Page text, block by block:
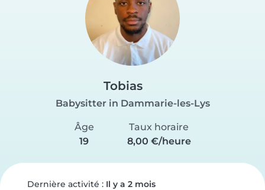
Tobias
Babysitter in Dammarie-les-Lys
Âge
19
Taux horaire
8,00 €/heure
Dernière activité : Il y a 2 mois